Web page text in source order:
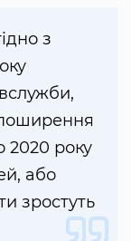
з
2020 року
або
зростуть